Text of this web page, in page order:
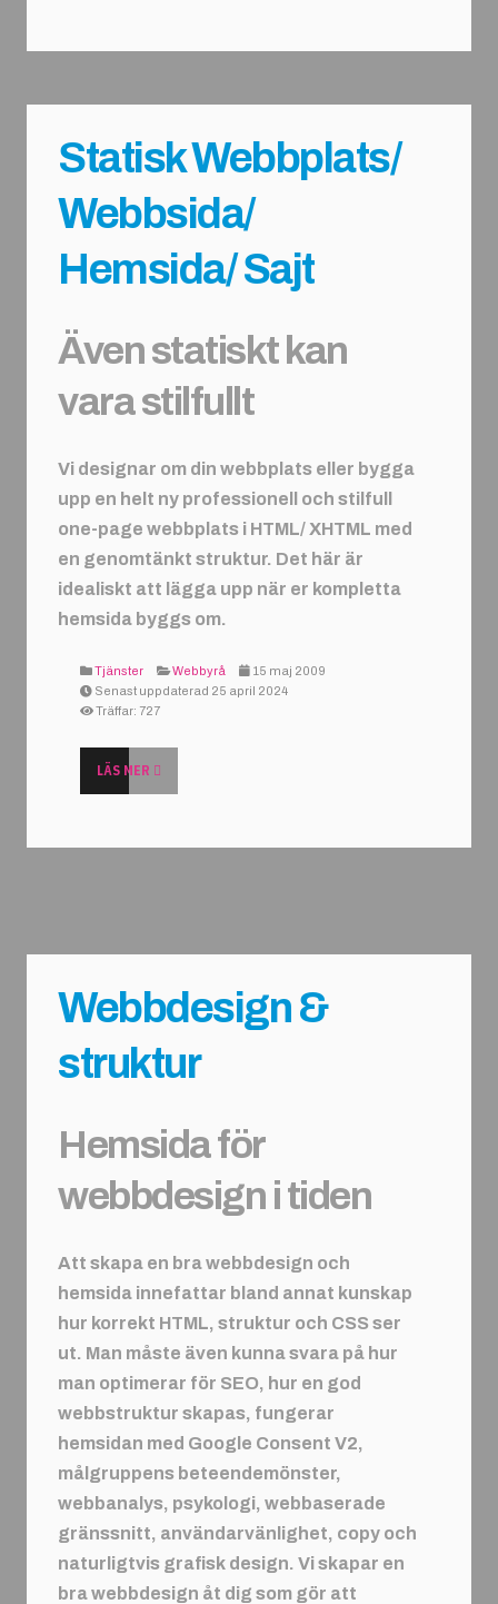
Statisk Webbplats/
Webbsida/
Hemsida/ Sajt
Även statiskt kan
vara stilfullt
Vi designar om din webbplats eller bygga
upp en helt ny professionell och stilfull
one-page webbplats i HTML/ XHTML med
en genomtänkt struktur. Det här är
idealiskt att lägga upp när er kompletta
hemsida byggs om.
Tjänster Webbyrå
15 maj 2009
Senast uppdaterad 25 april 2024
Träffar: 727
LÄS MER
Webbdesign &
struktur
Hemsida för
webbdesign i tiden
Att skapa en bra webbdesign och
hemsida innefattar bland annat kunskap
hur korrekt HTML, struktur och CSS ser
ut. Man måste även kunna svara på hur
man optimerar för SEO, hur en god
webbstruktur skapas, fungerar
hemsidan med Google Consent V2,
målgruppens beteendemönster,
webbanalys, psykologi, webbaserade
gränssnitt, användarvänlighet, copy och
naturligtvis grafisk design. Vi skapar en
bra webbdesign åt dig som gör att